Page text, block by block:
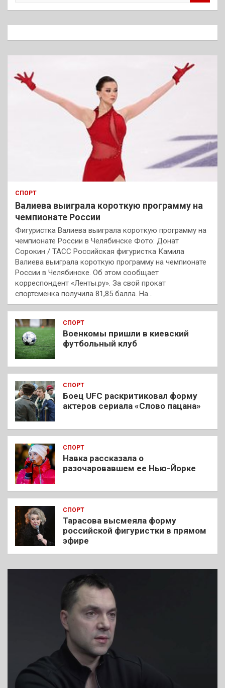
к
СПОРТ
Валиева выиграла короткую программу на
чемпионате России
Фигуристка Валиева выиграла короткую программу на
чемпионате России в Челябинске Фото: Донат
Сорокин / ТАСС Российская фигуристка Камила
Валиева выиграла короткую программу на чемпионате
России в Челябинске. Об этом сообщает
корреспондент «Ленты.ру». За свой прокат
спортсменка получила 81,85 балла. На…
СПОРТ
Военкомы пришли в киевский
футбольный клуб
СПОРТ
Боец UFC раскритиковал форму
актеров сериала «Слово пацана»
СПОРТ
Навка рассказала о
разочаровавшем ее Нью-Йорке
СПОРТ
Тарасова высмеяла форму
российской фигуристки в прямом
эфире